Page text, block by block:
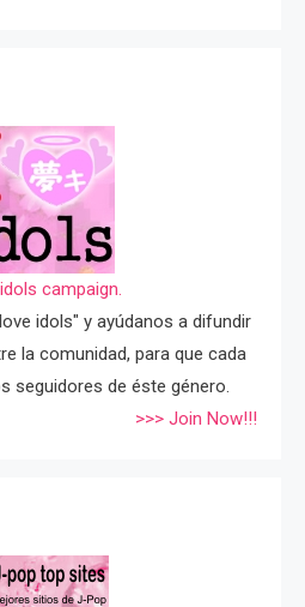
campaign.
idols" y ayúdanos a difundir
la comunidad, para que cada
seguidores de éste género.
>>> Join Now!!!